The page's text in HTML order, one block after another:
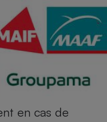
en cas de